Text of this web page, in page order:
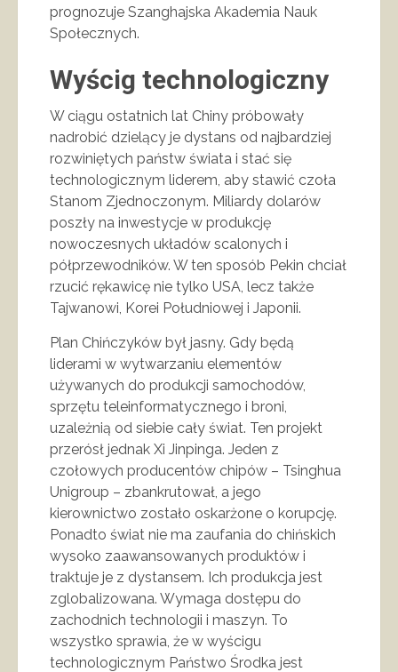
prognozuje Szanghajska Akademia Nauk
Społecznych.
Wyścig technologiczny
W ciągu ostatnich lat Chiny próbowały
nadrobić dzielący je dystans od najbardziej
rozwiniętych państw świata i stać się
technologicznym liderem, aby stawić czoła
Stanom Zjednoczonym. Miliardy dolarów
poszły na inwestycje w produkcję
nowoczesnych układów scalonych i
półprzewodników. W ten sposób Pekin chciał
rzucić rękawicę nie tylko USA, lecz także
Tajwanowi, Korei Południowej i Japonii.
Plan Chińczyków był jasny. Gdy będą
liderami w wytwarzaniu elementów
używanych do produkcji samochodów,
sprzętu teleinformatycznego i broni,
uzależnią od siebie cały świat. Ten projekt
przerósł jednak Xi Jinpinga. Jeden z
czołowych producentów chipów – Tsinghua
Unigroup – zbankrutował, a jego
kierownictwo zostało oskarżone o korupcję.
Ponadto świat nie ma zaufania do chińskich
wysoko zaawansowanych produktów i
traktuje je z dystansem. Ich produkcja jest
zglobalizowana. Wymaga dostępu do
zachodnich technologii i maszyn. To
wszystko sprawia, że w wyścigu
technologicznym Państwo Środka jest